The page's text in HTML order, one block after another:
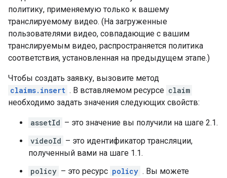
политику, применяемую только к вашему
транслируемому видео. (На загруженные
пользователями видео, совпадающие с вашим
транслируемым видео, распространяется политика
соответствия, установленная на предыдущем этапе.)
Чтобы создать заявку, вызовите метод
claims.insert . В вставляемом ресурсе claim
необходимо задать значения следующих свойств:
assetId – это значение вы получили на шаге 2.1.
videoId – это идентификатор трансляции,
полученный вами на шаге 1.1.
policy – это ресурс policy . Вы можете